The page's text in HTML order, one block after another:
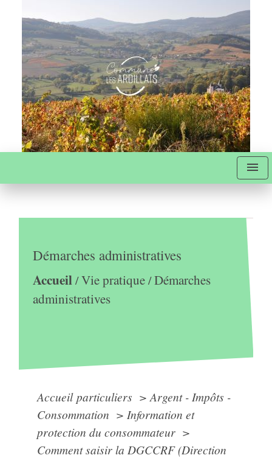
menu
Démarches administratives
Accueil/Vie pratique/Démarches
administratives
Accueil particuliers > Argent - Impôts -
Consommation > Information et
protection du consommateur >
Comment saisir la DGCCRF (Direction